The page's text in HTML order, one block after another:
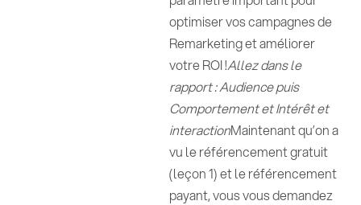
optimiser vos campagnes de
Remarketing et améliorer
votre ROI !Allez dans le
rapport : Audience puis
Comportement et Intérêt et
interactionMaintenant qu’on a
vu le référencement gratuit
(leçon 1) et le référencement
payant, vous vous demandez